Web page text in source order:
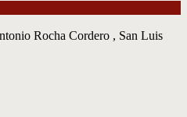
Rocha Cordero , San Luis